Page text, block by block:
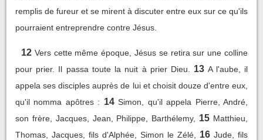
remplis de fureur et se mirent à discuter entre eux sur ce qu'ils
pourraient entreprendre contre Jésus.
12 Vers cette même époque, Jésus se retira sur une colline
pour prier. Il passa toute la nuit à prier Dieu.
13 A l'aube, il
appela ses disciples auprès de lui et choisit douze d'entre eux,
qu'il nomma apôtres : 14 Simon, qu'il appela Pierre, André,
son frère, Jacques, Jean, Philippe, Barthélemy,
15 Matthieu,
Thomas, Jacques, fils d'Alphée, Simon le Zélé,
16 Jude, fils